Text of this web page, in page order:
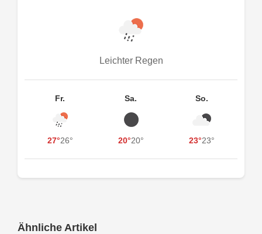
Leichter Regen
Fr.
27°26°
Sa.
20°20°
So.
23°23°
Ähnliche Artikel